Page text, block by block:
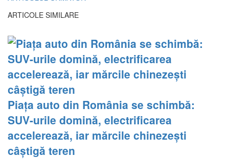
ARTICOLE SIMILARE
Piața auto din România se schimbă:
SUV-urile domină, electrificarea
accelerează, iar mărcile chinezești
câștigă teren